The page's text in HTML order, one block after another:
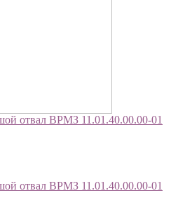
отвал ВРМЗ 11.01.40.00.00-01
отвал ВРМЗ 11.01.40.00.00-01